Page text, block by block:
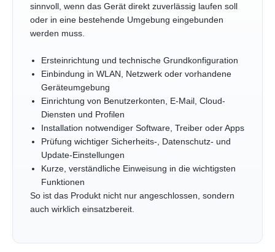
sinnvoll, wenn das Gerät direkt zuverlässig laufen soll
oder in eine bestehende Umgebung eingebunden
werden muss.
Ersteinrichtung und technische Grundkonfiguration
Einbindung in WLAN, Netzwerk oder vorhandene
Geräteumgebung
Einrichtung von Benutzerkonten, E-Mail, Cloud-
Diensten und Profilen
Installation notwendiger Software, Treiber oder Apps
Prüfung wichtiger Sicherheits-, Datenschutz- und
Update-Einstellungen
Kurze, verständliche Einweisung in die wichtigsten
Funktionen
So ist das Produkt nicht nur angeschlossen, sondern
auch wirklich einsatzbereit.